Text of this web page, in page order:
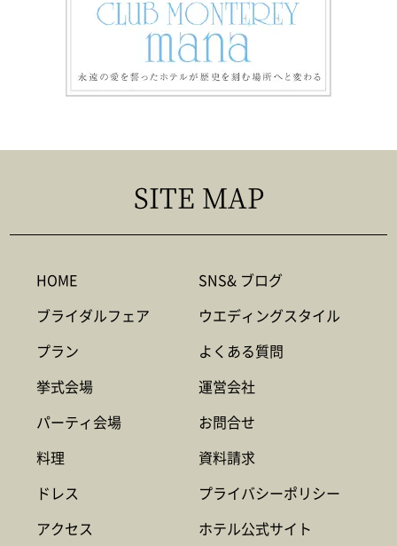
SITE MAP
HOME
ブライダルフェア
プラン
挙式会場
パーティ会場
料理
ドレス
アクセス
SNS& ブログ
ウエディングスタイル
よくある質問
運営会社
お問合せ
資料請求
プライバシーポリシー
ホテル公式サイト